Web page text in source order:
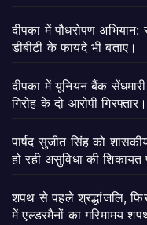
दीपका में पौधरोपण अभियान:
डीबीटी के फायदे भी बताए।
दीपका में यूनियन बैंक
गिरोह के दो आरोपी गिरफ्तार।
पार्षद सुजीत सिंह को
हो रही असुविधा की शिकायत
शपथ से पहले श्रद्धांजलि,
में एल्डरमैनों का गरिमामय